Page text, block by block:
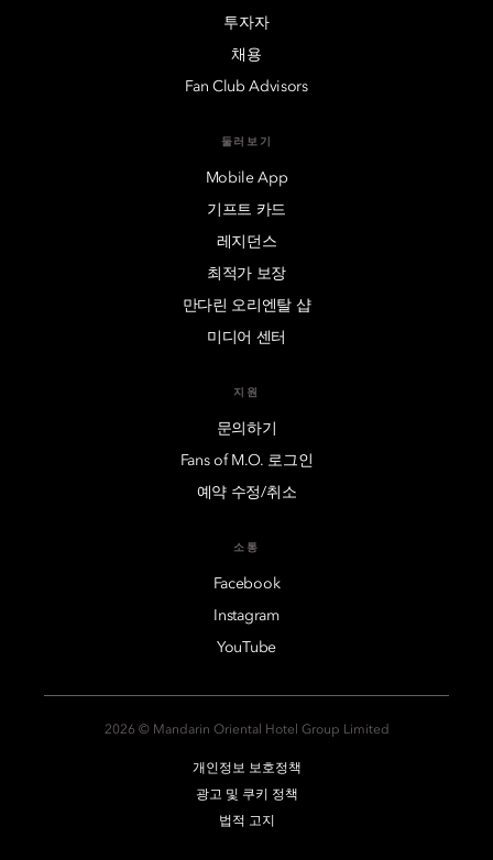
투자자
채용
Fan Club Advisors
둘러보기
Mobile App
기프트 카드
레지던스
최적가 보장
만다린 오리엔탈 샵
미디어 센터
지원
문의하기
Fans of M.O. 로그인
예약 수정/취소
소통
Facebook
Instagram
YouTube
2026 © Mandarin Oriental Hotel Group Limited
개인정보 보호정책
광고 및 쿠키 정책
법적 고지